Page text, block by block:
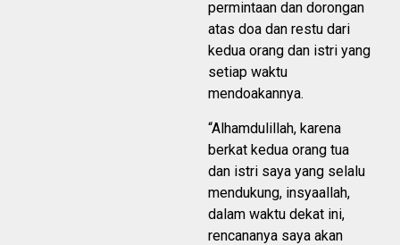
permintaan dan dorongan
atas doa dan restu dari
kedua orang dan istri yang
setiap waktu
mendoakannya.
“Alhamdulillah, karena
berkat kedua orang tua
dan istri saya yang selalu
mendukung, insyaallah,
dalam waktu dekat ini,
rencananya saya akan